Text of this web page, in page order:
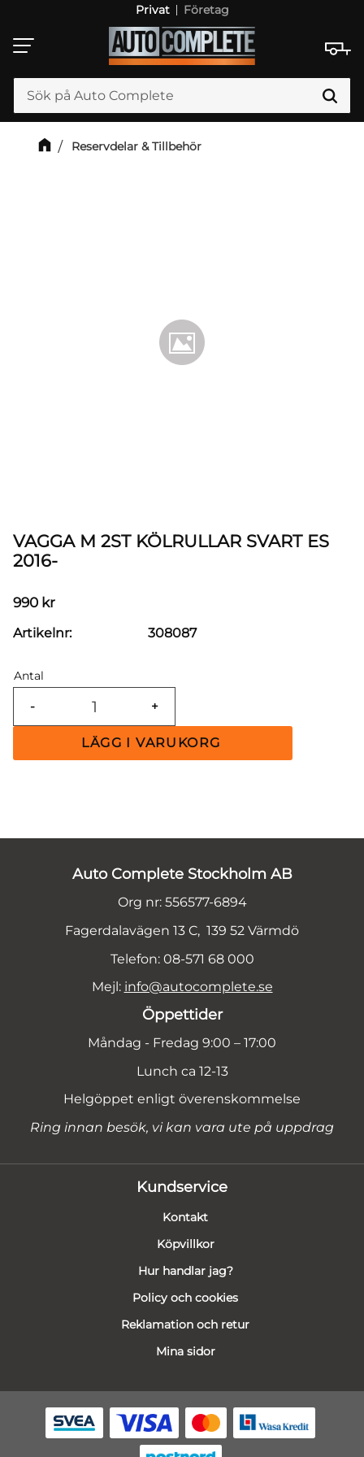
Meny
Privat Företag
Reservdelar & Tillbehör
VAGGA M 2ST KÖLRULLAR SVART ES
2016-
990 kr
Antal
+
-
Artikelnr 308087
Auto Complete Stockholm AB
Org nr: 556577-6894
Fagerdalavägen 13 C, 139 52 Värmdö
Telefon: 08-571 68 000
Mejl: info@autocomplete.se
Öppettider
Måndag - Fredag 9:00 – 17:00
Lunch ca 12-13
Helgöppet enligt överenskommelse
Ring innan besök, vi kan vara ute på uppdrag
Kundservice
Kontakt
Köpvillkor
Hur handlar jag?
Policy och cookies
Reklamation och retur
Mina sidor